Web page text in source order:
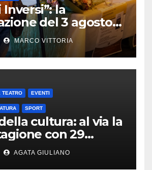
la
del 3 agosto
MARCO VITTORIA
TEATRO EVENTI
SPORT
cultura: al via la
con 29
da ottobre a
AGATA GIULIANO